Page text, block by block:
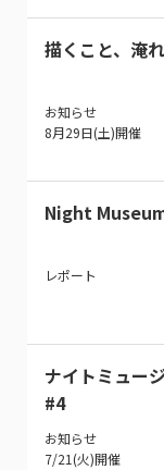
描くこと、淹
お知らせ
8月29日(土)開催
Night
レポート
ナイトミュー
#4
お知らせ
7/21(火)開催